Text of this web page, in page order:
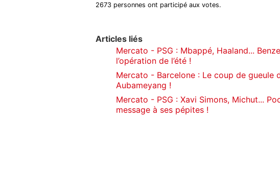
2673 personnes ont participé aux votes.
Articles liés
Mercato - PSG : Mbappé, Haaland...
l’opération de l’été !
Mercato - Barcelone : Le coup de gueule
Aubameyang !
Mercato - PSG : Xavi Simons, Michut...
message à ses pépites !